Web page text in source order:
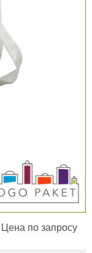
Цена по запросу